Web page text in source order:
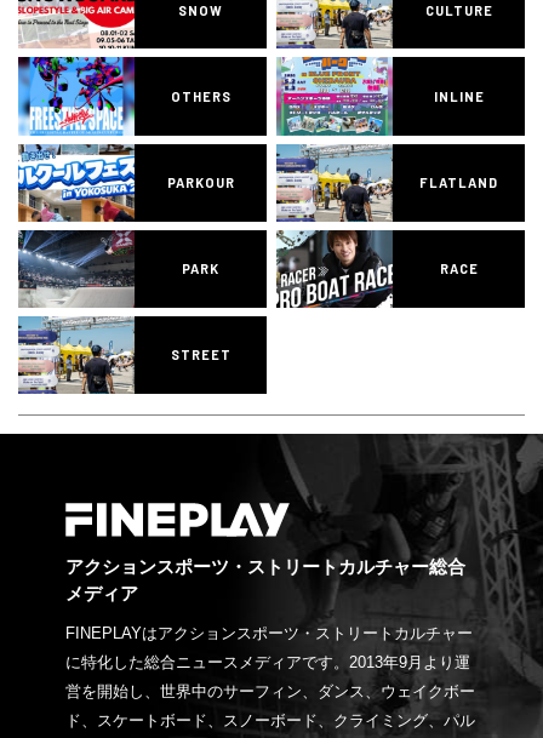
SNOW CULTURE
OTHERS INLINE
PARKOUR FLATLAND
PARK RACE
STREET
アクションスポーツ・ストリートカルチャー総合
メディア
FINEPLAYはアクションスポーツ・ストリートカルチャー
に特化した総合ニュースメディアです。2013年9月より運
営を開始し、世界中のサーフィン、ダンス、ウェイクボー
ド、スケートボード、スノーボード、クライミング、パル